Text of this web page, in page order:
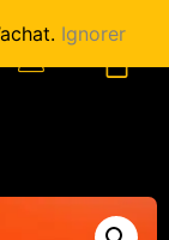
Ignorer